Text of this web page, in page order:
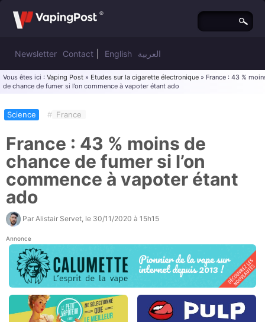
Newsletter Contact English العربية
Vous êtes ici : Vaping Post » Etudes sur la cigarette électronique » France : 43 %
de chance de fumer si l’on commence à vapoter étant ado
Science # France
France : 43 % moins de
chance de fumer si l’on
commence à vapoter étant
ado
Par Alistair Servet , le 30/11/2020 à 15h15
Annonce